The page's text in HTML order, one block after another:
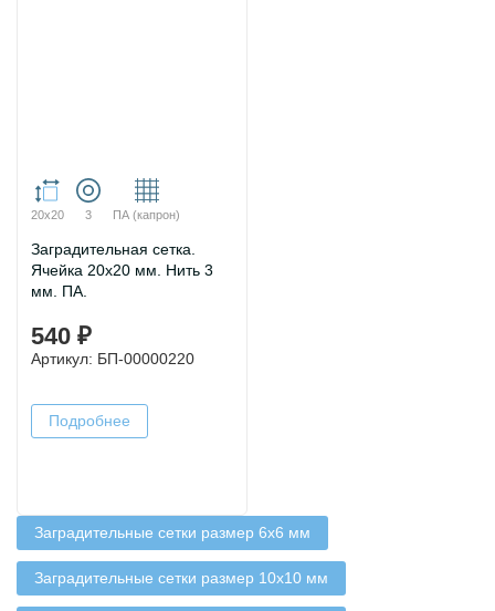
20х20 3 ПА (капрон)
Заградительная сетка.
Ячейка 20х20 мм. Нить 3
мм. ПА.
540 ₽
Артикул: БП-00000220
Подробнее
Заградительные сетки размер 6х6 мм
Заградительные сетки размер 10х10 мм